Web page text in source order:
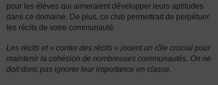
pour les élèves qui aimeraient développer leurs aptitudes
dans ce domaine. De plus, ce club permettrait de perpétuer
les récits de votre communauté.
Les récits et « conter des récits » jouent un rôle crucial pour
maintenir la cohésion de nombreuses communautés. On ne
doit donc pas ignorer leur importance en classe.